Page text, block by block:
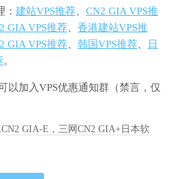
： 建站VPS推荐、 CN2 GIA VPS推
GIA VPS推荐、 香港建站VPS推
GIA VPS推荐、 韩国VPS推荐、
日
。
以加入VPS优惠通知群（禁言，仅
GIA-E，三网CN2 GIA+日本软